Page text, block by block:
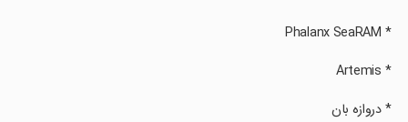
‏ * Phalanx SeaRAM
‏ * Artemis
‏ * دروازه بان